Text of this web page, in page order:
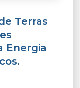
Terras
Energia